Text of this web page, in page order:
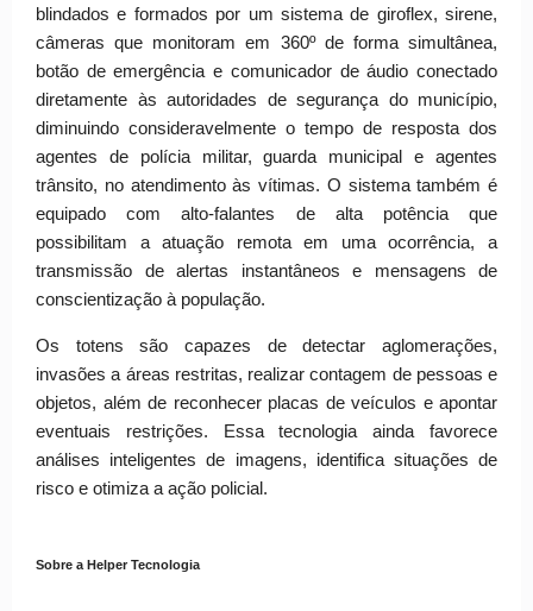
blindados e formados por um sistema de giroflex, sirene,
câmeras que monitoram em 360º de forma simultânea,
botão de emergência e comunicador de áudio conectado
diretamente às autoridades de segurança do município,
diminuindo consideravelmente o tempo de resposta dos
agentes de polícia militar, guarda municipal e agentes
trânsito, no atendimento às vítimas. O sistema também é
equipado com alto-falantes de alta potência que
possibilitam a atuação remota em uma ocorrência, a
transmissão de alertas instantâneos e mensagens de
conscientização à população.
Os totens são capazes de detectar aglomerações,
invasões a áreas restritas, realizar contagem de pessoas e
objetos, além de reconhecer placas de veículos e apontar
eventuais restrições. Essa tecnologia ainda favorece
análises inteligentes de imagens, identifica situações de
risco e otimiza a ação policial.
Sobre a Helper Tecnologia